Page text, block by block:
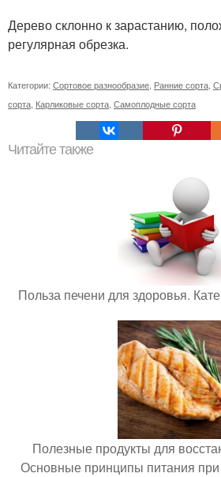
Дерево склонно к зарастанию,
регулярная обрезка.
Категории: Сортовое разнообразие Ранние сорта
сорта Карликовые сорта Самоплодные сорта
Читайте также
Польза печени для здоровья.
Полезные продукты для
Основные принципы питания при